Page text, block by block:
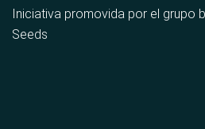
Iniciativa promovida por el grupo
Seeds